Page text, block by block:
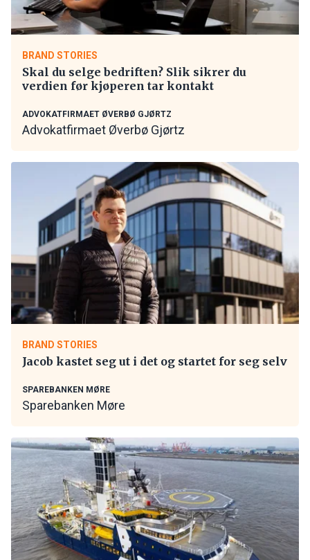
BRAND STORIES
Skal du selge bedriften? Slik sikrer du
verdien før kjøperen tar kontakt
ADVOKATFIRMAET ØVERBØ GJØRTZ
Advokatfirmaet Øverbø Gjørtz
BRAND STORIES
Jacob kastet seg ut i det og startet for seg selv
SPAREBANKEN MØRE
Sparebanken Møre